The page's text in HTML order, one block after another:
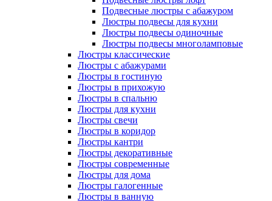
Подвесные люстры с абажуром
Люстры подвесы для кухни
Люстры подвесы одиночные
Люстры подвесы многоламповые
Люстры классические
Люстры с абажурами
Люстры в гостиную
Люстры в прихожую
Люстры в спальню
Люстры для кухни
Люстры свечи
Люстры в коридор
Люстры кантри
Люстры декоративные
Люстры современные
Люстры для дома
Люстры галогенные
Люстры в ванную